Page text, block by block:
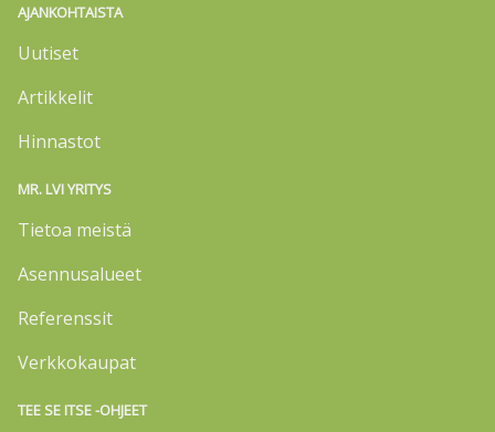
AJANKOHTAISTA
Uutiset
Artikkelit
Hinnastot
MR. LVI YRITYS
Tietoa meistä
Asennusalueet
Referenssit
Verkkokaupat
TEE SE ITSE -OHJEET